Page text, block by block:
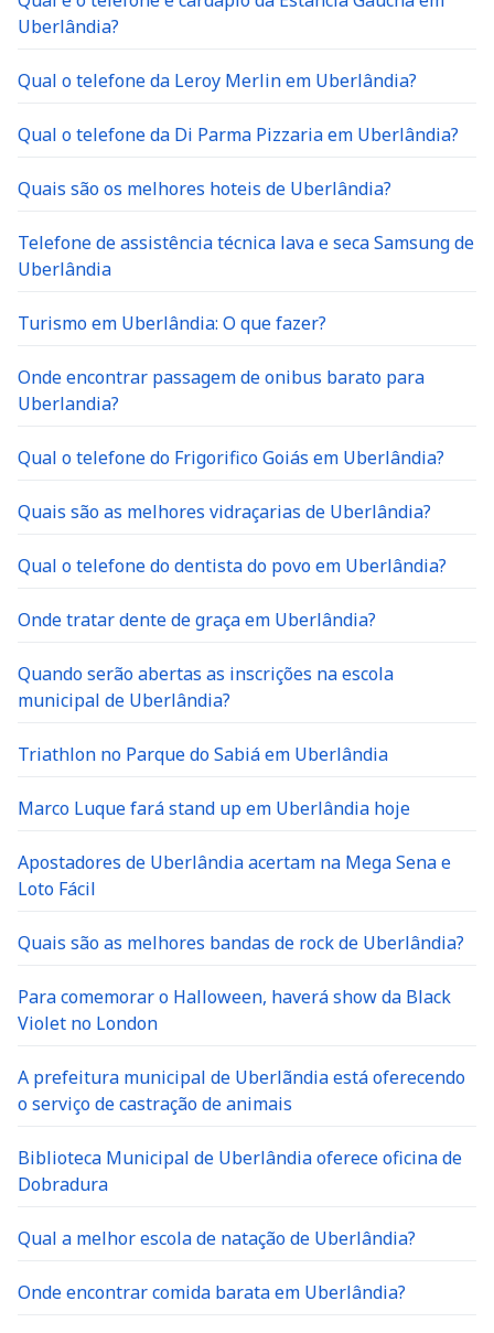
Uberlândia?
Qual o telefone da Leroy Merlin em Uberlândia?
Qual o telefone da Di Parma Pizzaria em Uberlândia?
Quais são os melhores hoteis de Uberlândia?
Telefone de assistência técnica lava e seca Samsung de
Uberlândia
Turismo em Uberlândia: O que fazer?
Onde encontrar passagem de onibus barato para
Uberlandia?
Qual o telefone do Frigorifico Goiás em Uberlândia?
Quais são as melhores vidraçarias de Uberlândia?
Qual o telefone do dentista do povo em Uberlândia?
Onde tratar dente de graça em Uberlândia?
Quando serão abertas as inscrições na escola
municipal de Uberlândia?
Triathlon no Parque do Sabiá em Uberlândia
Marco Luque fará stand up em Uberlândia hoje
Apostadores de Uberlândia acertam na Mega Sena e
Loto Fácil
Quais são as melhores bandas de rock de Uberlândia?
Para comemorar o Halloween, haverá show da Black
Violet no London
A prefeitura municipal de Uberlãndia está oferecendo
o serviço de castração de animais
Biblioteca Municipal de Uberlândia oferece oficina de
Dobradura
Qual a melhor escola de natação de Uberlândia?
Onde encontrar comida barata em Uberlândia?